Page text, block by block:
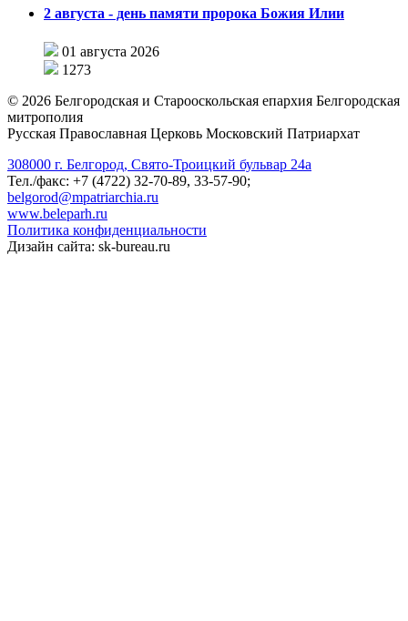
2 августа - день памяти пророка Божия Илии
01 августа 2026
1273
© 2026 Белгородская и Старооскольская епархия Белгородская
митрополия
Русская Православная Церковь Московский Патриархат
308000 г. Белгород, Свято-Троицкий бульвар 24а
Тел./факс: +7 (4722) 32-70-89, 33-57-90;
belgorod@mpatriarchia.ru
www.beleparh.ru
Политика конфиденциальности
Дизайн сайта: sk-bureau.ru